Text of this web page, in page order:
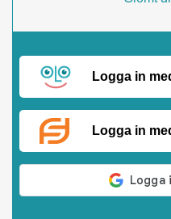
Logga in
Logga in